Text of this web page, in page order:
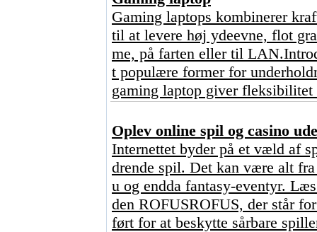
Gaming laptops kombinerer
til at levere høj ydeevne, flot
me, på farten eller til
t populære former for
gaming laptop giver fleksibilitet
Oplev online spil og casino
Internettet byder på et væld af
drende spil. Det kan være alt
u og endda fantasy-eventyr.
den ROFUSROFUS, der står
ført for at beskytte sårbare